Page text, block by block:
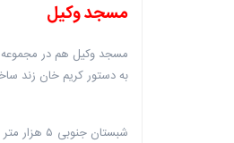
مسجد وکیل
مسجد وکیل هم در مجموعه‌
به دستور کریم خان زند